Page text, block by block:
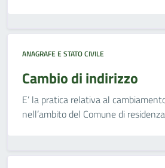
ANAGRAFE E STATO CIVILE
Cambio di indirizzo
E’ la pratica relativa al
nell’ambito del Comune di